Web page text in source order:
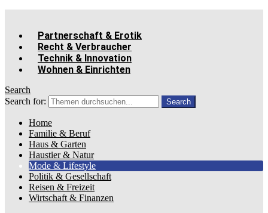
Partnerschaft & Erotik
Recht & Verbraucher
Technik & Innovation
Wohnen & Einrichten
Search
Search for:
Search
Home
Familie & Beruf
Haus & Garten
Haustier & Natur
Mode & Lifestyle
Politik & Gesellschaft
Reisen & Freizeit
Wirtschaft & Finanzen